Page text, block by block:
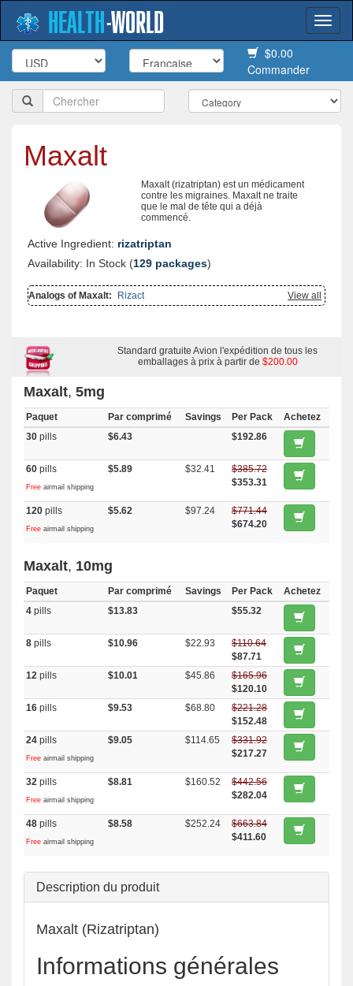
HEALTH-WORLD
$0.00
Commander
Maxalt
Maxalt (rizatriptan) est un médicament
contre les migraines. Maxalt ne traite
que le mal de tête qui a déjà
commencé.
Active Ingredient: rizatriptan
Availability: In Stock (129 packages)
View all
Analogs of Maxalt: Rizact
Standard gratuite Avion l'expédition de tous les
emballages à prix à partir de $200.00
Maxalt, 5mg
Paquet Par comprimé Savings Per Pack
Achetez
30 pills $6.43 $192.86
60 pills
Free airmail shipping
$5.89 $32.41
$385.72
$353.31
120 pills
Free airmail shipping
$5.62 $97.24
$771.44
$674.20
Maxalt, 10mg
Paquet Par comprimé Savings Per Pack
Achetez
4 pills $13.83 $55.32
8 pills $10.96 $22.93
$110.64
$87.71
12 pills $10.01 $45.86
$165.96
$120.10
16 pills $9.53 $68.80
$221.28
$152.48
24 pills
Free airmail shipping
$9.05 $114.65
$331.92
$217.27
32 pills
Free airmail shipping
$8.81 $160.52
$442.56
$282.04
48 pills
Free airmail shipping
$8.58 $252.24
$663.84
$411.60
Description du produit
Maxalt (Rizatriptan)
Informations générales